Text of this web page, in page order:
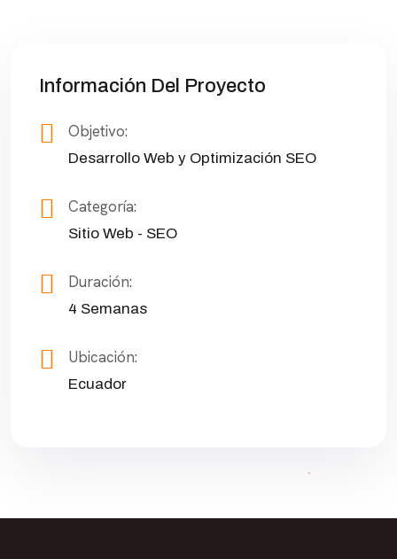
Información Del Proyecto
Objetivo:
Desarrollo Web y Optimización SEO
Categoría:
Sitio Web - SEO
Duración:
4 Semanas
Ubicación:
Ecuador